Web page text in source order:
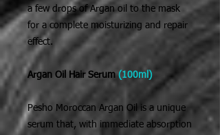
a few drops of Argan oil to the mask
for a complete moisturizing and repair
effect.
Argan Oil Hair Serum(100ml)
Pesho Moroccan Argan Oil is a unique
serum that, with immediate absorption